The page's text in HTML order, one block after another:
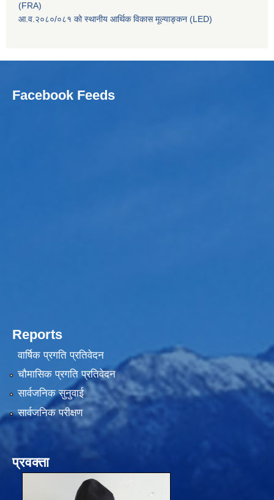
(FRA)
आ.व.२०८०/०८१ को स्थानीय आर्थिक विकास मूल्याङ्कन (LED)
Facebook Feeds
Reports
वार्षिक प्रगति प्रतिवेदन
चौमासिक प्रगति प्रतिवेदन
सार्वजनिक सुनुवाई
सार्वजनिक परीक्षण
प्रवक्ता